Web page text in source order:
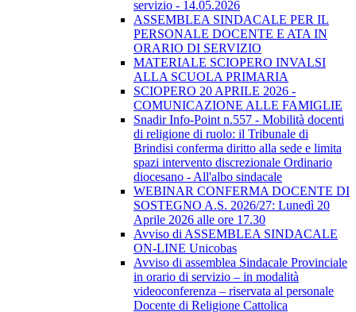
servizio - 14.05.2026
ASSEMBLEA SINDACALE PER IL
PERSONALE DOCENTE E ATA IN
ORARIO DI SERVIZIO
MATERIALE SCIOPERO INVALSI
ALLA SCUOLA PRIMARIA
SCIOPERO 20 APRILE 2026 -
COMUNICAZIONE ALLE FAMIGLIE
Snadir Info-Point n.557 - Mobilità docenti
di religione di ruolo: il Tribunale di
Brindisi conferma diritto alla sede e limita
spazi intervento discrezionale Ordinario
diocesano - All'albo sindacale
WEBINAR CONFERMA DOCENTE DI
SOSTEGNO A.S. 2026/27: Lunedì 20
Aprile 2026 alle ore 17.30
Avviso di ASSEMBLEA SINDACALE
ON-LINE Unicobas
Avviso di assemblea Sindacale Provinciale
in orario di servizio – in modalità
videoconferenza – riservata al personale
Docente di Religione Cattolica